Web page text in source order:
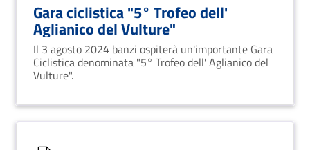
Gara ciclistica "5° Trofeo dell'
Aglianico del Vulture"
Il 3 agosto 2024 banzi ospiterà un'importante Gara
Ciclistica denominata "5° Trofeo dell' Aglianico del
Vulture".